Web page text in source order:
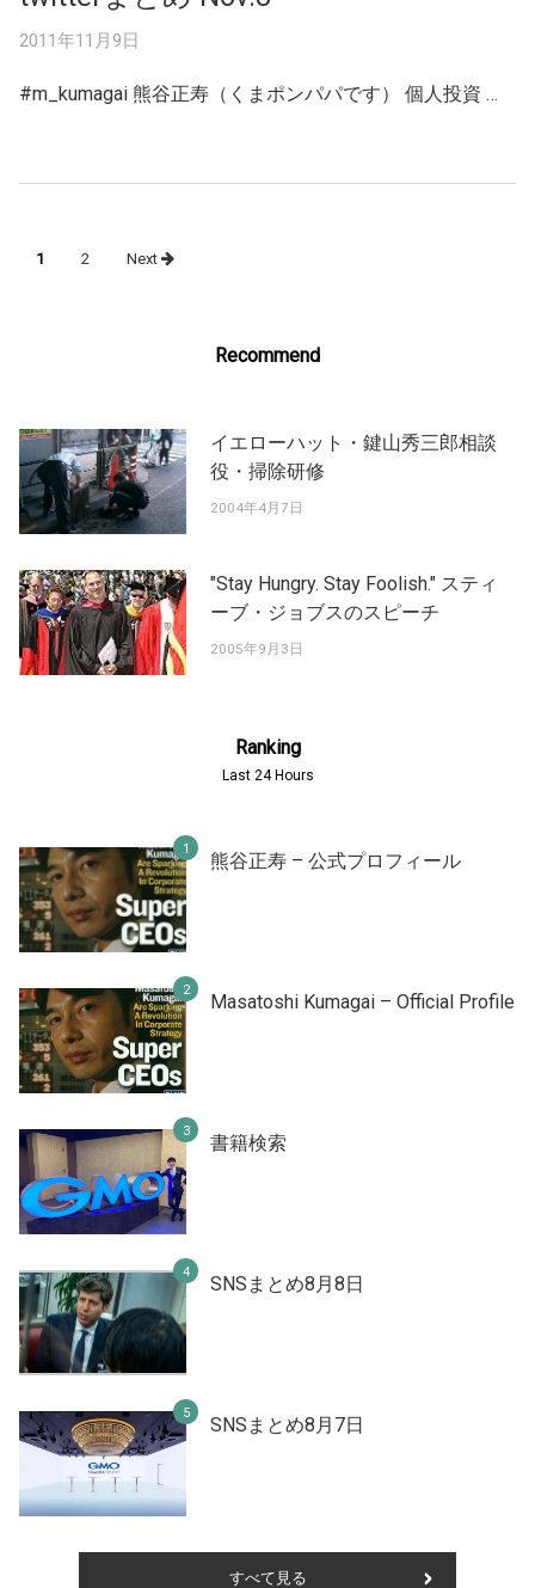
2011年11月9日
#m_kumagai 熊谷正寿（くまポンパパです） 個人投資 …
navigation
1 2 Next
Recommend
イエローハット・鍵山秀三郎相談
役・掃除研修
2004年4月7日
"Stay Hungry. Stay Foolish." スティ
ーブ・ジョブスのスピーチ
2005年9月3日
Ranking
Last 24 Hours
熊谷正寿 – 公式プロフィール
Masatoshi Kumagai – Official Profile
書籍検索
SNSまとめ8月8日
SNSまとめ8月7日
すべて見る